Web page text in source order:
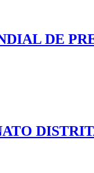
DE